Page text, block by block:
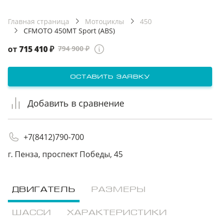
Главная страница Мотоциклы
450
CFMOTO 450MT Sport (ABS)
от715 410₽ 794 900 ₽
оставить заявку
Добавить в сравнение
+7(8412)790-700
г. Пенза, проспект Победы, 45
ДВИГАТЕЛЬ РАЗМЕРЫ
ШАССИ ХАРАКТЕРИСТИКИ
отправить заявку
отправить заявку